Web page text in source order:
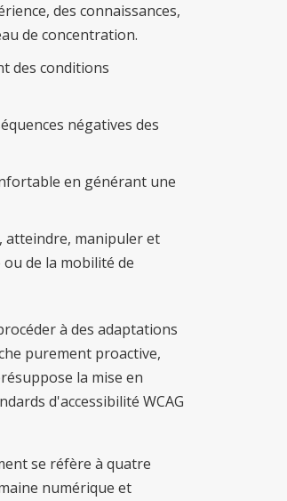
des connaissances,
de concentration.
des conditions
négatives des
en générant une
atteindre, manipuler et
de la mobilité de
à des adaptations
purement proactive,
la mise en
d'accessibilité WCAG
se réfère à quatre
numérique et